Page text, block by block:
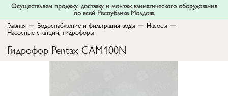
Осуществляем продажу, доставку и монтаж климатического оборудования
по всей Республике Молдова
Главная
Водоснабжение и фильтрация воды Насосы
Насосные станции, гидрофоры
Гидрофор Pentax CAM100N